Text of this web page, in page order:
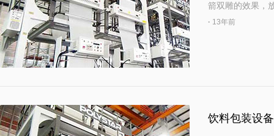
箭双雕的效果，
· 13年前
饮料包装设